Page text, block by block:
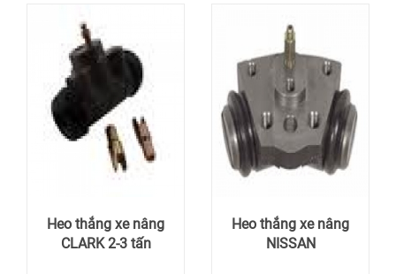
Heo thắng xe nâng
CLARK 2-3 tấn
Heo thắng xe nâng
NISSAN